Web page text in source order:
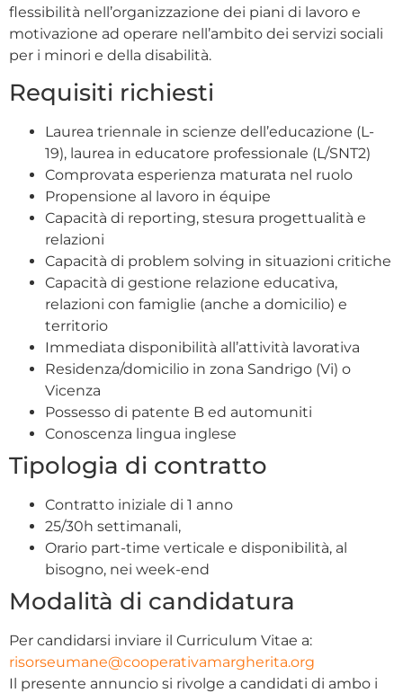
flessibilità nell’organizzazione dei piani di lavoro e
motivazione ad operare nell’ambito dei servizi sociali
per i minori e della disabilità.
Requisiti richiesti
Laurea triennale in scienze dell’educazione (L-
19), laurea in educatore professionale (L/SNT2)
Comprovata esperienza maturata nel ruolo
Propensione al lavoro in équipe
Capacità di reporting, stesura progettualità e
relazioni
Capacità di problem solving in situazioni critiche
Capacità di gestione relazione educativa,
relazioni con famiglie (anche a domicilio) e
territorio
Immediata disponibilità all’attività lavorativa
Residenza/domicilio in zona Sandrigo (Vi) o
Vicenza
Possesso di patente B ed automuniti
Conoscenza lingua inglese
Tipologia di contratto
Contratto iniziale di 1 anno
25/30h settimanali,
Orario part-time verticale e disponibilità, al
bisogno, nei week-end
Modalità di candidatura
Per candidarsi inviare il Curriculum Vitae a:
risorseumane@cooperativamargherita.org
Il presente annuncio si rivolge a candidati di ambo i